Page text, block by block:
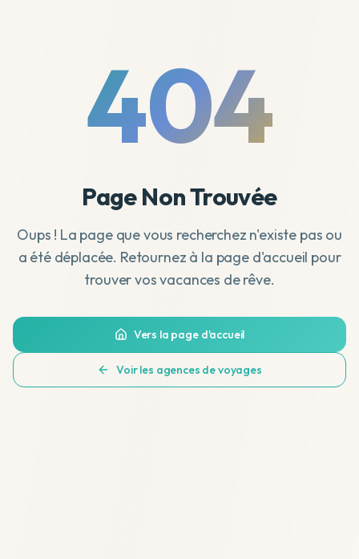
404
Page Non Trouvée
Oups ! La page que vous recherchez n'existe pas ou
a été déplacée. Retournez à la page d'accueil pour
trouver vos vacances de rêve.
Vers la page d'accueil
Voir les agences de voyages